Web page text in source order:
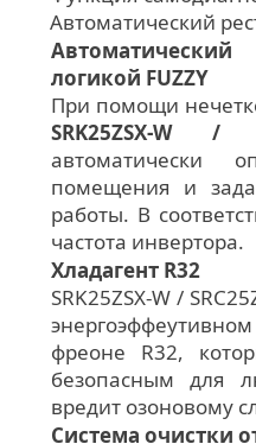
Автоматический
логикой FUZZY
При помощи
SRK25ZSX-W /
автоматически
помещения и
работы. В
частота инвертора.
Хладагент R32
SRK25ZSX-W /
фреоне R32,
безопасным для
вредит озоновому
Система очистки